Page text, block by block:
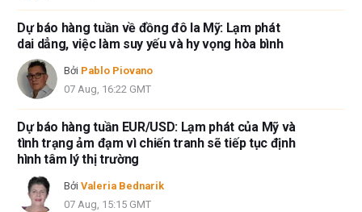
Dự báo hàng tuần về đồng đô la Mỹ: Lạm phát
dai dẳng, việc làm suy yếu và hy vọng hòa bình
Bởi Pablo Piovano
07 Aug, 16:22 GMT
Dự báo hàng tuần EUR/USD: Lạm phát của Mỹ và
tình trạng ảm đạm vì chiến tranh sẽ tiếp tục định
hình tâm lý thị trường
Bởi Valeria Bednarik
07 Aug, 15:15 GMT